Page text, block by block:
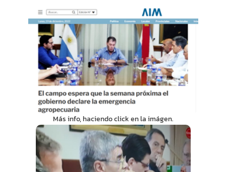
Más info, haciendo click en la imágen.